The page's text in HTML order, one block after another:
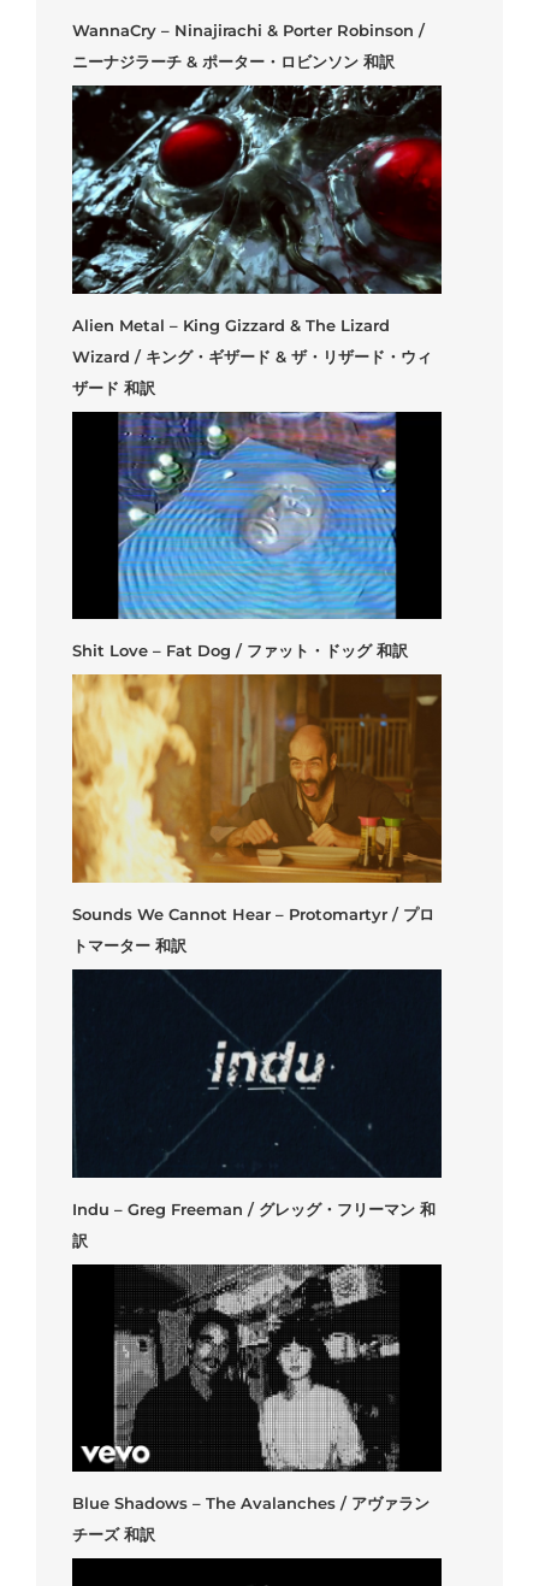
WannaCry – Ninajirachi & Porter Robinson /
ニーナジラーチ & ポーター・ロビンソン 和訳
Alien Metal – King Gizzard & The Lizard
Wizard / キング・ギザード & ザ・リザード・ウィ
ザード 和訳
Shit Love – Fat Dog / ファット・ドッグ 和訳
Sounds We Cannot Hear – Protomartyr / プロ
トマーター 和訳
Indu – Greg Freeman / グレッグ・フリーマン 和
訳
Blue Shadows – The Avalanches / アヴァラン
チーズ 和訳